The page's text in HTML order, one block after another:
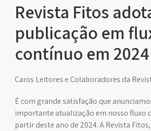
Revista Fitos
publicação em
contínuo em 2024
Caros Leitores e Colaboradores da
É com grande satisfação que
importante atualização em nosso fluxo
partir deste ano de 2024. A Revista